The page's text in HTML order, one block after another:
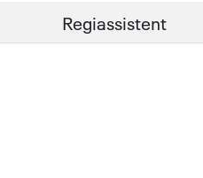
Regiassistent